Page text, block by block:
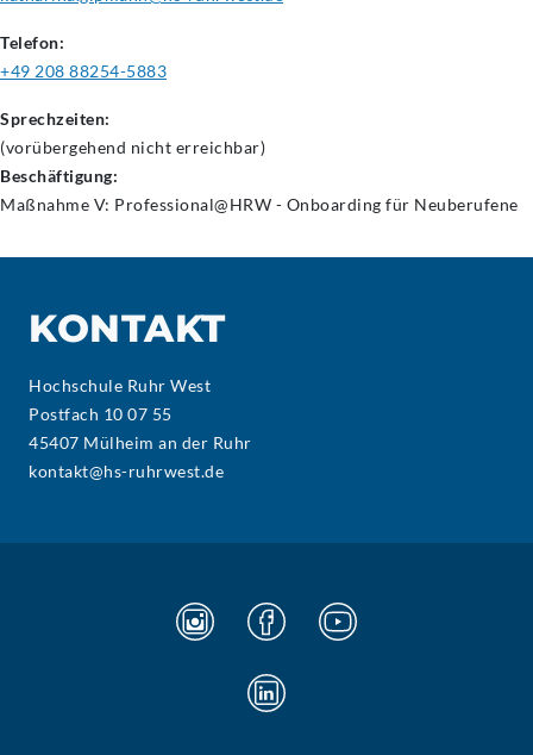
Telefon:
+49 208 88254-5883
Sprechzeiten:
(vorübergehend nicht erreichbar)
Beschäftigung:
Maßnahme V: Professional@HRW - Onboarding für Neuberufene
KONTAKT
Hochschule Ruhr West
Postfach 10 07 55
45407 Mülheim an der Ruhr
kontakt@hs-ruhrwest.de